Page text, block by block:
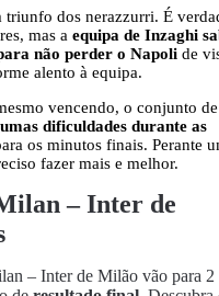
triunfo dos nerazzurri. É
mas a equipa de Inzaghi
não perder o Napoli de
alento à equipa.
vencendo, o conjunto de
dificuldades durante as
os minutos finais. Perante
fazer mais e melhor.
– Inter de
– Inter de Milão vão para 2